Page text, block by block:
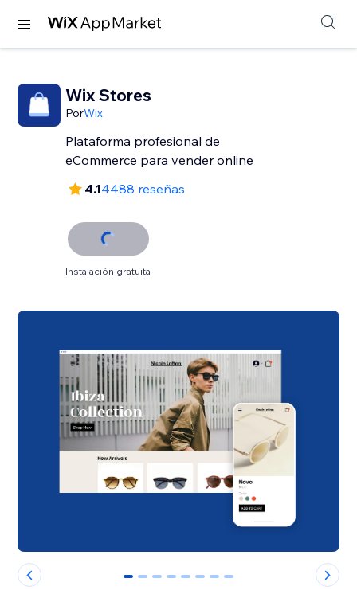
Wix Stores
PorWix
Plataforma profesional de
eCommerce para vender online
4.14488 reseñas
Instalación gratuita
0 1 2 3 4 5 6 7